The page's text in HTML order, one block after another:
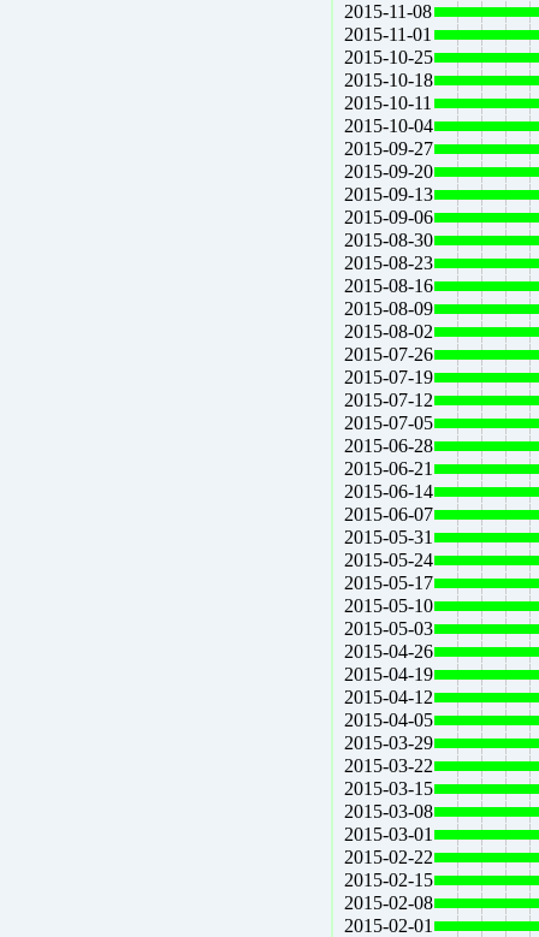
2015-11-08
2015-11-01
2015-10-25
2015-10-18
2015-10-11
2015-10-04
2015-09-27
2015-09-20
2015-09-13
2015-09-06
2015-08-30
2015-08-23
2015-08-16
2015-08-09
2015-08-02
2015-07-26
2015-07-19
2015-07-12
2015-07-05
2015-06-28
2015-06-21
2015-06-14
2015-06-07
2015-05-31
2015-05-24
2015-05-17
2015-05-10
2015-05-03
2015-04-26
2015-04-19
2015-04-12
2015-04-05
2015-03-29
2015-03-22
2015-03-15
2015-03-08
2015-03-01
2015-02-22
2015-02-15
2015-02-08
2015-02-01